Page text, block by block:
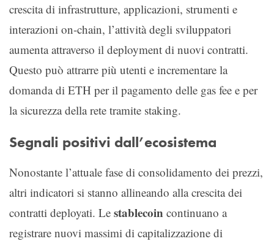
crescita di infrastrutture, applicazioni, strumenti e
interazioni on-chain, l’attività degli sviluppatori
aumenta attraverso il deployment di nuovi contratti.
Questo può attrarre più utenti e incrementare la
domanda di ETH per il pagamento delle gas fee e per
la sicurezza della rete tramite staking.
Segnali positivi dall’ecosistema
Nonostante l’attuale fase di consolidamento dei prezzi,
altri indicatori si stanno allineando alla crescita dei
contratti deployati. Le stablecoin continuano a
registrare nuovi massimi di capitalizzazione di